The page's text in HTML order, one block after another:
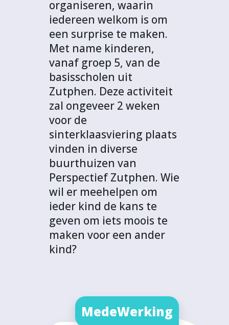
organiseren, waarin
iedereen welkom is om
een surprise te maken.
Met name kinderen,
vanaf groep 5, van de
basisscholen uit
Zutphen. Deze activiteit
zal ongeveer 2 weken
voor de
sinterklaasviering plaats
vinden in diverse
buurthuizen van
Perspectief Zutphen. Wie
wil er meehelpen om
ieder kind de kans te
geven om iets moois te
maken voor een ander
kind?
MedeWerking